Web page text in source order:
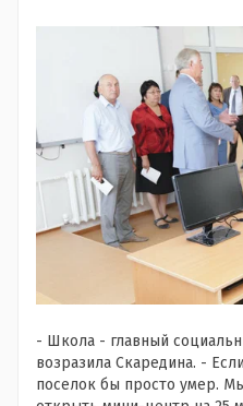
- Школа - главный
возразила Скаредина. -
поселок бы просто умер.